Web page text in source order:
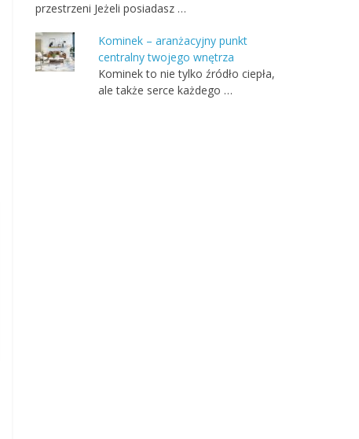
przestrzeni Jeżeli posiadasz …
Kominek – aranżacyjny punkt
centralny twojego wnętrza
Kominek to nie tylko źródło ciepła,
ale także serce każdego …